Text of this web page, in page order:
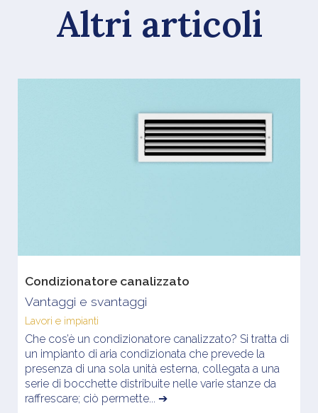
Altri articoli
Condizionatore canalizzato
Vantaggi e svantaggi
Lavori e impianti
Che cos’è un condizionatore canalizzato? Si tratta di
un impianto di aria condizionata che prevede la
presenza di una sola unità esterna, collegata a una
serie di bocchette distribuite nelle varie stanze da
raffrescare; ciò permette... ➔